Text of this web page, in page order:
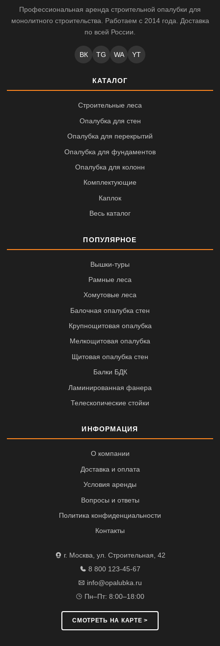
Профессиональная аренда строительной опалубки для
монолитного строительства. Работаем с 2014 года. Доставка
по всей России.
ВК TG WA YT
КАТАЛОГ
Строительные леса
Опалубка для стен
Опалубка для перекрытий
Опалубка для фундаментов
Опалубка для колонн
Комплектующие
Каплок
Весь каталог
ПОПУЛЯРНОЕ
Вышки-туры
Рамные леса
Хомутовые леса
Балочная опалубка стен
Крупнощитовая опалубка
Мелкощитовая опалубка
Щитовая опалубка стен
Балки БДК
Ламинированная фанера
Телескопические стойки
ИНФОРМАЦИЯ
О компании
Доставка и оплата
Условия аренды
Вопросы и ответы
Политика конфиденциальности
Контакты
г. Москва, ул. Строительная, 42
8 800 123-45-67
info@opalubka.ru
Пн–Пт: 8:00–18:00
СМОТРЕТЬ НА КАРТЕ >